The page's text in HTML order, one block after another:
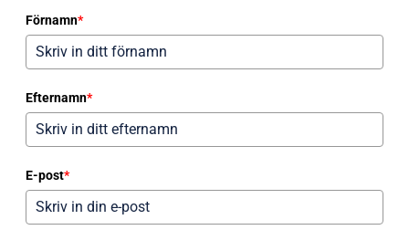
Förnamn*
Efternamn*
E-post*